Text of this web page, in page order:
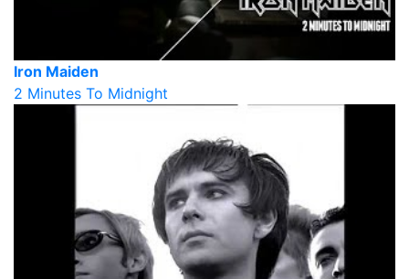
Iron Maiden
2 Minutes To Midnight